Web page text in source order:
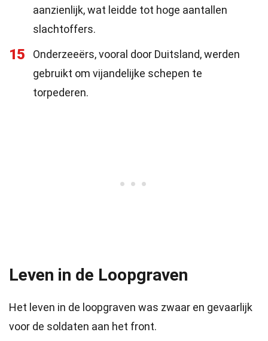
aanzienlijk, wat leidde tot hoge aantallen
slachtoffers.
15
Onderzeeërs, vooral door Duitsland, werden
gebruikt om vijandelijke schepen te
torpederen.
Leven in de Loopgraven
Het leven in de loopgraven was zwaar en gevaarlijk
voor de soldaten aan het front.